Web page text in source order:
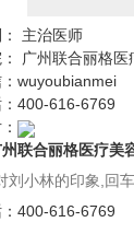
主治医师
广州联合丽格医
wuyoubianmei
：400-616-6769
州联合丽格医疗美
400-616-6769